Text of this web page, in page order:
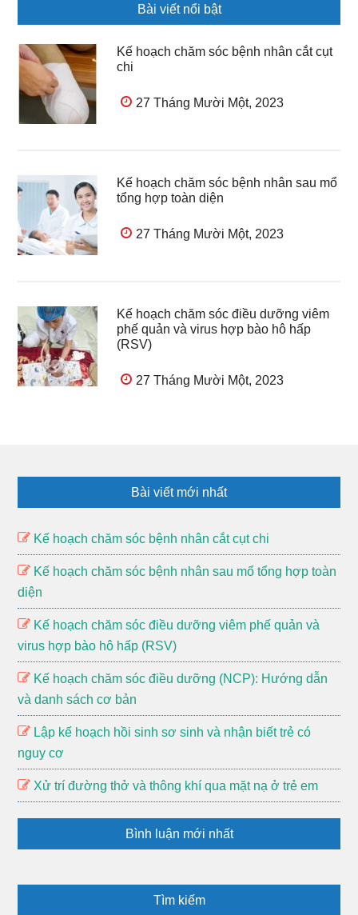
Bài viết nổi bật
Kế hoạch chăm sóc bệnh nhân cắt cụt
chi
27 Tháng Mười Một, 2023
Kế hoạch chăm sóc bệnh nhân sau mổ
tổng hợp toàn diện
27 Tháng Mười Một, 2023
Kế hoạch chăm sóc điều dưỡng viêm
phế quản và virus hợp bào hô hấp
(RSV)
27 Tháng Mười Một, 2023
Bài viết mới nhất
Kế hoạch chăm sóc bệnh nhân cắt cụt chi
Kế hoạch chăm sóc bệnh nhân sau mổ tổng hợp toàn
diện
Kế hoạch chăm sóc điều dưỡng viêm phế quản và
virus hợp bào hô hấp (RSV)
Kế hoạch chăm sóc điều dưỡng (NCP): Hướng dẫn
và danh sách cơ bản
Lập kế hoạch hồi sinh sơ sinh và nhận biết trẻ có
nguy cơ
Xử trí đường thở và thông khí qua mặt nạ ở trẻ em
Bình luận mới nhất
Tìm kiếm